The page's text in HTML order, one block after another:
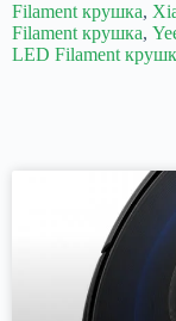
Filament крушка,
Filament крушка,
LED Filament